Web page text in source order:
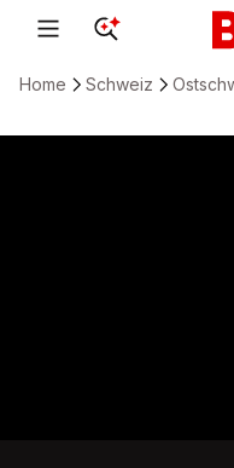
Home Schweiz